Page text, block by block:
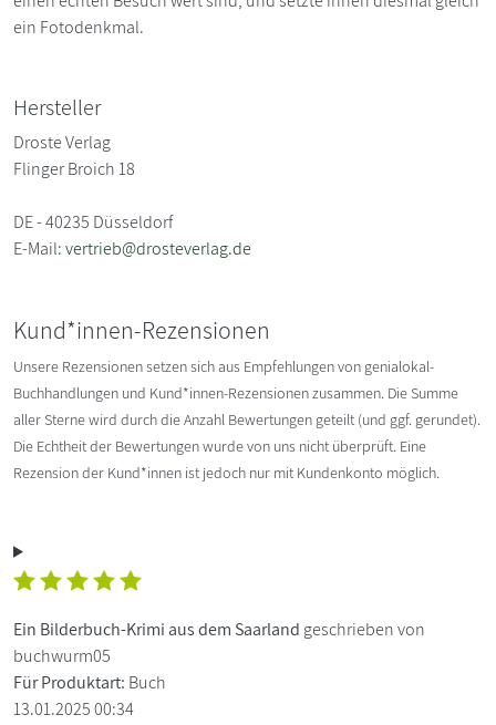
ein Fotodenkmal.
Hersteller
Droste Verlag
Flinger Broich 18
DE - 40235 Düsseldorf
E-Mail:vertrieb@drosteverlag.de
Kund*innen-Rezensionen
Unsere Rezensionen setzen sich aus Empfehlungen von genialokal-
Buchhandlungen und Kund*innen-Rezensionen zusammen. Die Summe
aller Sterne wird durch die Anzahl Bewertungen geteilt (und ggf. gerundet).
Die Echtheit der Bewertungen wurde von uns nicht überprüft. Eine
Rezension der Kund*innen ist jedoch nur mit Kundenkonto möglich.
Ein Bilderbuch-Krimi aus dem Saarland geschrieben von
buchwurm05
Für Produktart: Buch
13.01.2025 00:34